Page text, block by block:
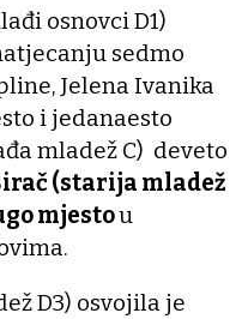
osnovci D1)
sedmo
Jelena Ivanika
i jedanaesto
mladež C) deveto
(starija mladež
mjestou
D3) osvojila je